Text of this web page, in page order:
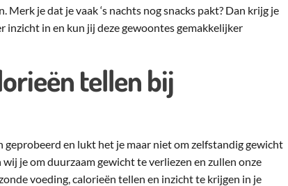
je dat je vaak ‘s nachts nog snacks pakt? Dan krijg je
inzicht in en kun jij deze gewoontes gemakkelijker
tellen bij
geprobeerd en lukt het je maar niet om zelfstandig gewicht
je om duurzaam gewicht te verliezen en zullen onze
voeding, calorieën tellen en inzicht te krijgen in je